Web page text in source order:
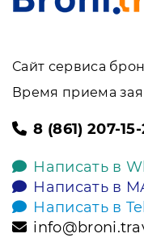
Сайт сервиса
Время приема
8 (861) 207-
Написать в
Написать в
Написать в